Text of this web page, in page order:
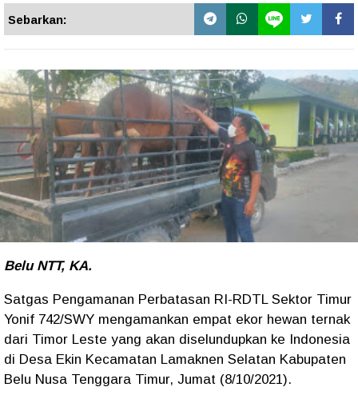
Sebarkan:
Belu NTT, KA.
Satgas Pengamanan Perbatasan RI-RDTL Sektor Timur
Yonif 742/SWY mengamankan empat ekor hewan ternak
dari Timor Leste yang akan diselundupkan ke Indonesia
di Desa Ekin Kecamatan Lamaknen Selatan Kabupaten
Belu Nusa Tenggara Timur, Jumat (8/10/2021).